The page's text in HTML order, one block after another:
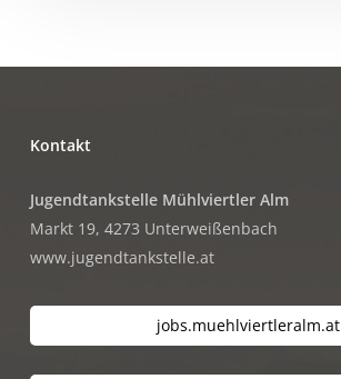
Kontakt
Jugendtankstelle Mühlviertler Alm
Markt 19, 4273 Unterweißenbach
www.jugendtankstelle.at
jobs.muehlviertleralm.at